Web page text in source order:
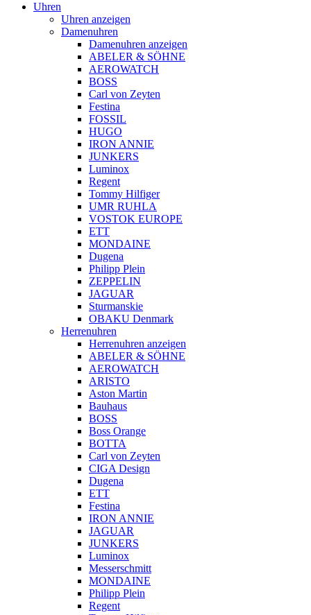
Uhren
Uhren anzeigen
Damenuhren
Damenuhren anzeigen
ABELER & SÖHNE
AEROWATCH
BOSS
Carl von Zeyten
Festina
FOSSIL
HUGO
IRON ANNIE
JUNKERS
Luminox
Regent
Tommy Hilfiger
UMR RUHLA
VOSTOK EUROPE
ETT
MONDAINE
Dugena
Philipp Plein
ZEPPELIN
JAGUAR
Sturmanskie
OBAKU Denmark
Herrenuhren
Herrenuhren anzeigen
ABELER & SÖHNE
AEROWATCH
ARISTO
Aston Martin
Bauhaus
BOSS
Boss Orange
BOTTA
Carl von Zeyten
CIGA Design
Dugena
ETT
Festina
IRON ANNIE
JAGUAR
JUNKERS
Luminox
Messerschmitt
MONDAINE
Philipp Plein
Regent